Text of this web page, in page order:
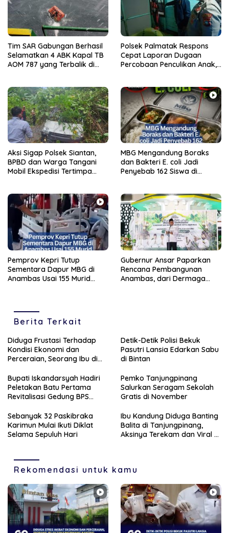
Tim SAR Gabungan Berhasil
Selamatkan 4 ABK Kapal TB
AOM 787 yang Terbalik di
Polsek Palmatak Respons
Cepat Laporan Dugaan
Percobaan Penculikan Anak,
Aksi Sigap Polsek Siantan,
BPBD dan Warga Tangani
Mobil Ekspedisi Tertimpa
MBG Mengandung Boraks
dan Bakteri E. coli Jadi
Penyebab 162 Siswa di
Pemprov Kepri Tutup
Sementara Dapur MBG di
Anambas Usai 155 Murid
Gubernur Ansar Paparkan
Rencana Pembangunan
Anambas, dari Dermaga
Berita Terkait
Diduga Frustasi Terhadap
Kondisi Ekonomi dan
Perceraian, Seorang Ibu di
Anaknya Sendiri
Detik-Detik Polisi Bekuk
Pasutri Lansia Edarkan Sabu
di Bintan
Bupati Iskandarsyah Hadiri
Peletakan Batu Pertama
Revitalisasi Gedung BPS
Pemko Tanjungpinang
Salurkan Seragam Sekolah
Gratis di November
Sebanyak 32 Paskibraka
Karimun Mulai Ikuti Diklat
Selama Sepuluh Hari
Ibu Kandung Diduga Banting
Balita di Tanjungpinang,
Aksinya Terekam dan Viral di
Rekomendasi untuk kamu